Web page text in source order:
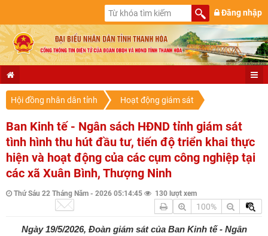
Đăng nhập
Hội đồng nhân dân tỉnh Hoạt động giám sát
Ban Kinh tế - Ngân sách HĐND tỉnh giám sát
tình hình thu hút đầu tư, tiến độ triển khai thực
hiện và hoạt động của các cụm công nghiệp tại
các xã Xuân Bình, Thượng Ninh
Thứ Sáu 22 Tháng Năm - 2026 05:14:45 130 lượt xem
100%
Ngày 19/5/2026, Đoàn giám sát của Ban Kinh tế - Ngân